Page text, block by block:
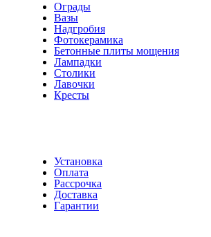
Ограды
Вазы
Надгробия
Фотокерамика
Бетонные плиты мощения
Лампадки
Столики
Лавочки
Кресты
Установка
Оплата
Рассрочка
Доставка
Гарантии